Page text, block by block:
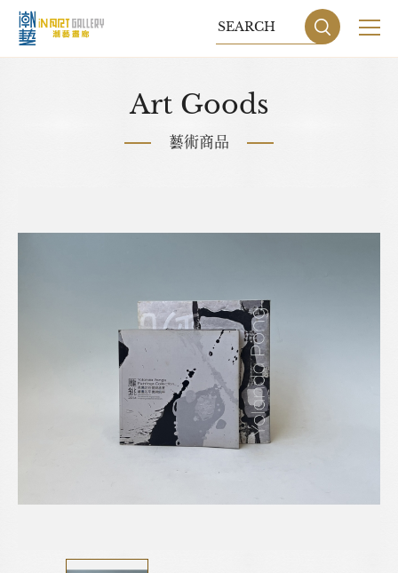
網站地圖
DESIGNBY GRNET
Art Goods
藝術商品